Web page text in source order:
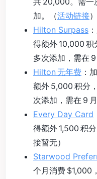
加。（活动链接）
Hilton Surpass
得额外 10,000
多次添加，需在
Hilton 无年费 ：
额外 5,000 积分
次添加，需在 9
Every Day Card
得额外 1,500 积
接暂无）
Starwood
个月消费 $1,000